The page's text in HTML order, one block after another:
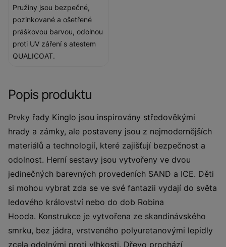
Pružiny jsou bezpečné,
pozinkované a ošetřené
práškovou barvou, odolnou
proti UV záření s atestem
QUALICOAT.
Popis produktu
Prvky řady Kinglo jsou inspirovány středověkými
hrady a zámky, ale postaveny jsou z nejmodernějších
materiálů a technologií, které zajišťují bezpečnost a
odolnost. Herní sestavy jsou vytvořeny ve dvou
jedinečných barevných provedeních SAND a ICE. Děti
si mohou vybrat zda se ve své fantazii vydají do světa
ledového království nebo do dob Robina
Hooda. Konstrukce je vytvořena ze skandinávského
smrku, bez jádra, vrstveného polyuretanovými lepidly
zcela odolnými proti vlhkosti. Dřevo prochází